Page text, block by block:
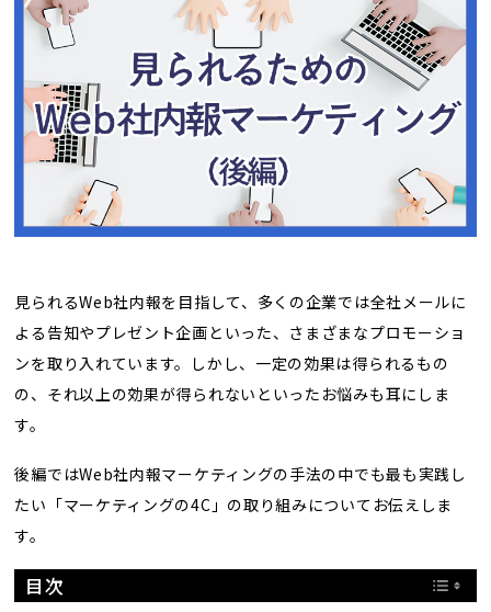
トレンド用語集
社長ブログ
見られるWeb社内報を目指して、多くの企業では全社メールに
よる告知やプレゼント企画といった、さまざまなプロモーショ
ンを取り入れています。しかし、一定の効果は得られるもの
の、それ以上の効果が得られないといったお悩みも耳にしま
す。
後編ではWeb社内報マーケティングの手法の中でも最も実践し
たい「マーケティングの4C」の取り組みについてお伝えしま
す。
目次